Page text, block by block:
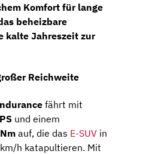
Komfort für lange
beheizbare
kalte Jahreszeit zur
Reichweite
fährt mit
und einem
auf, die das E-SUV in
h katapultieren. Mit